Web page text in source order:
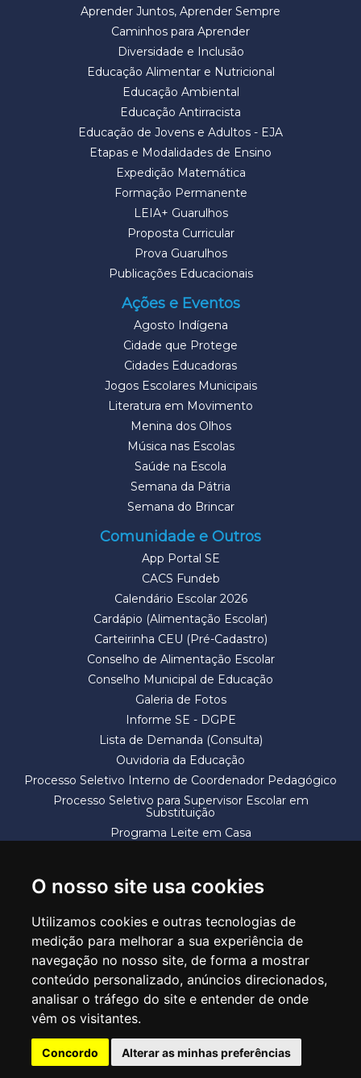
O nosso site usa cookies
Utilizamos cookies e outras tecnologias de
medição para melhorar a sua experiência de
navegação no nosso site, de forma a mostrar
conteúdo personalizado, anúncios direcionados,
analisar o tráfego do site e entender de onde
vêm os visitantes.
Concordo Alterar as minhas preferências
Aprender Juntos, Aprender Sempre
Caminhos para Aprender
Diversidade e Inclusão
Educação Alimentar e Nutricional
Educação Ambiental
Educação Antirracista
Educação de Jovens e Adultos - EJA
Etapas e Modalidades de Ensino
Expedição Matemática
Formação Permanente
LEIA+ Guarulhos
Proposta Curricular
Prova Guarulhos
Publicações Educacionais
Ações e Eventos
Agosto Indígena
Cidade que Protege
Cidades Educadoras
Jogos Escolares Municipais
Literatura em Movimento
Menina dos Olhos
Música nas Escolas
Saúde na Escola
Semana da Pátria
Semana do Brincar
Comunidade e Outros
App Portal SE
CACS Fundeb
Calendário Escolar 2026
Cardápio (Alimentação Escolar)
Carteirinha CEU (Pré-Cadastro)
Conselho de Alimentação Escolar
Conselho Municipal de Educação
Galeria de Fotos
Informe SE - DGPE
Lista de Demanda (Consulta)
Ouvidoria da Educação
Processo Seletivo Interno de Coordenador Pedagógico
Processo Seletivo para Supervisor Escolar em
Substituição
Programa Leite em Casa
SECRETARIA DE EDUCAÇÃO
Rua Claudino Barbosa, 313 - Macedo - Guarulhos/SP CEP 07113-040
Central de Atendimento: *55 11 2475-7300